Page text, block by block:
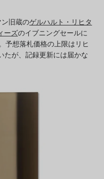
旧蔵のゲルハルト・リヒタ
ーズのイブニングセールに
予想落札価格の上限はリヒ
たが、記録更新には届かな